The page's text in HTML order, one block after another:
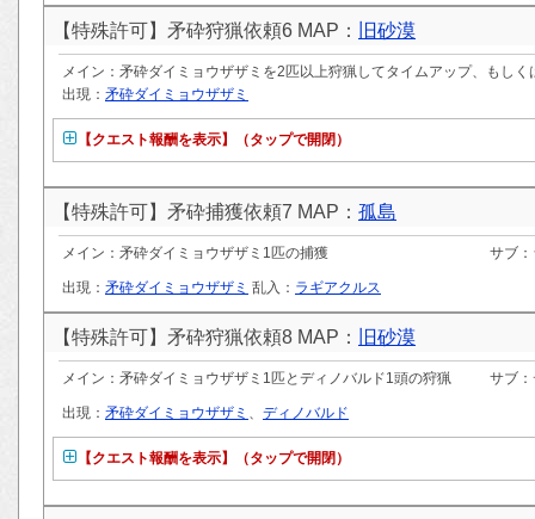
【特殊許可】矛砕狩猟依頼6 MAP： 旧砂漠
メイン：矛砕ダイミョウザザミを2匹以上狩猟してタイムアップ、もしく
出現： 矛砕ダイミョウザザミ
【クエスト報酬を表示】（タップで開閉）
【特殊許可】矛砕捕獲依頼7 MAP： 孤島
メイン：矛砕ダイミョウザザミ1匹の捕獲 サブ
出現： 矛砕ダイミョウザザミ 乱入： ラギアクルス
【特殊許可】矛砕狩猟依頼8 MAP： 旧砂漠
メイン：矛砕ダイミョウザザミ1匹とディノバルド1頭の狩猟 サブ
出現： 矛砕ダイミョウザザミ 、 ディノバルド
【クエスト報酬を表示】（タップで開閉）